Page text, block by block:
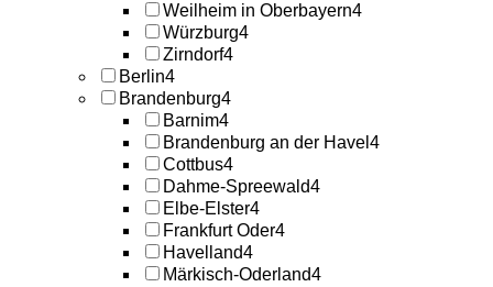
Weilheim in Oberbayern4
Würzburg4
Zirndorf4
Berlin4
Brandenburg4
Barnim4
Brandenburg an der Havel 4
Cottbus4
Dahme-Spreewald4
Elbe-Elster4
Frankfurt Oder4
Havelland4
Märkisch-Oderland4